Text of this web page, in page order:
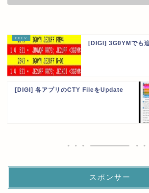
[DIGI] 3G0YMでも
[DIGI] 各アプリのCTY FileをUpdate
スポンサー